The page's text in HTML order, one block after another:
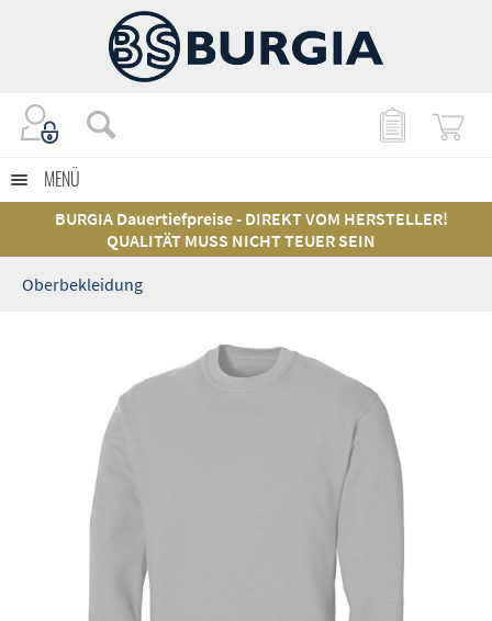
MENÜ
BURGIA Dauertiefpreise - DIREKT VOM HERSTELLER!
QUALITÄT MUSS NICHT TEUER SEIN
Oberbekleidung